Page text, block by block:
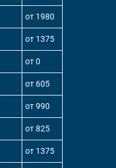
от 1980
от 1375
от 0
от 605
от 990
от 825
от 1375